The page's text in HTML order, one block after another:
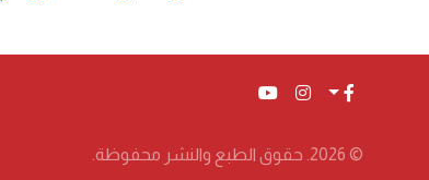
© 2026. حقوق الطبع والنشر محفوظة.